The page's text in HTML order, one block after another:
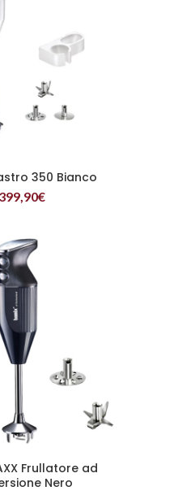
TUTTO
350 Bianco
399,90€
TUTTO
Frullatore ad
Nero